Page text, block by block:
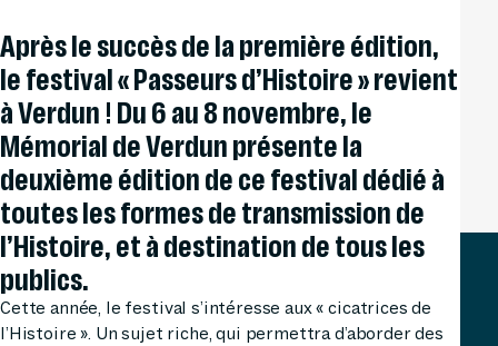
Après le succès de la première édition,
le festival « Passeurs d’Histoire » revient
à Verdun ! Du 6 au 8 novembre, le
Mémorial de Verdun présente la
deuxième édition de ce festival dédié à
toutes les formes de transmission de
l’Histoire, et à destination de tous les
publics.
Cette année, le festival s’intéresse aux « cicatrices de
l’Histoire ». Un sujet riche, qui permettra d’aborder des